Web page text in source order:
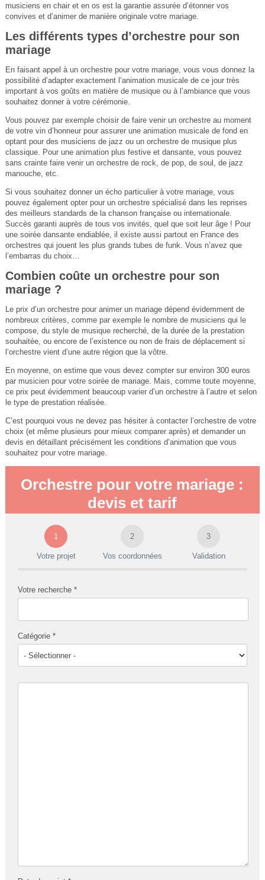
musiciens en chair et en os est la garantie assurée d’étonner vos
convives et d’animer de manière originale votre mariage.
Les différents types d’orchestre pour son
mariage
En faisant appel à un orchestre pour votre mariage, vous vous donnez la
possibilité d’adapter exactement l’animation musicale de ce jour très
important à vos goûts en matière de musique ou à l’ambiance que vous
souhaitez donner à votre cérémonie.
Vous pouvez par exemple choisir de faire venir un orchestre au moment
de votre vin d’honneur pour assurer une animation musicale de fond en
optant pour des musiciens de jazz ou un orchestre de musique plus
classique. Pour une animation plus festive et dansante, vous pouvez
sans crainte faire venir un orchestre de rock, de pop, de soul, de jazz
manouche, etc.
Si vous souhaitez donner un écho particulier à votre mariage, vous
pouvez également opter pour un orchestre spécialisé dans les reprises
des meilleurs standards de la chanson française ou internationale.
Succès garanti auprès de tous vos invités, quel que soit leur âge ! Pour
une soirée dansante endiablée, il existe aussi partout en France des
orchestres qui jouent les plus grands tubes de funk. Vous n’avez que
l’embarras du choix…
Combien coûte un orchestre pour son
mariage ?
Le prix d’un orchestre pour animer un mariage dépend évidemment de
nombreux critères, comme par exemple le nombre de musiciens qui le
compose, du style de musique recherché, de la durée de la prestation
souhaitée, ou encore de l’existence ou non de frais de déplacement si
l’orchestre vient d’une autre région que la vôtre.
En moyenne, on estime que vous devez compter sur environ 300 euros
par musicien pour votre soirée de mariage. Mais, comme toute moyenne,
ce prix peut évidemment beaucoup varier d’un orchestre à l’autre et selon
le type de prestation réalisée.
C’est pourquoi vous ne devez pas hésiter à contacter l’orchestre de votre
choix (et même plusieurs pour mieux comparer après) et demander un
devis en détaillant précisément les conditions d’animation que vous
souhaitez pour votre mariage.
Orchestre pour votre mariage :
devis et tarif
1
Votre projet
2
Vos coordonnées
3
Validation
Votre recherche *
Catégorie *